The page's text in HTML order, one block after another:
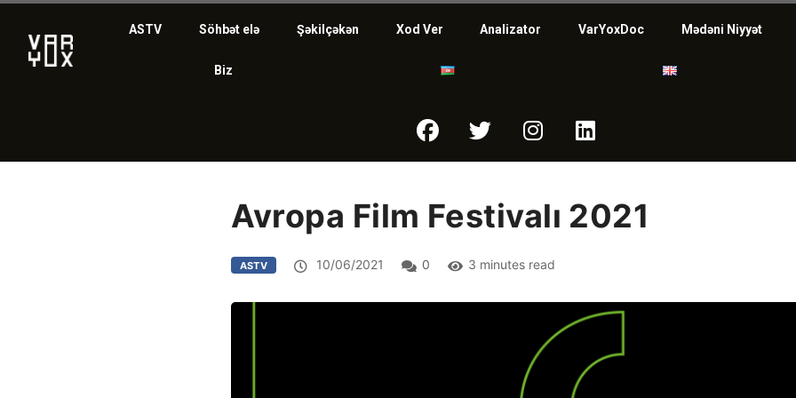
ASTV Söhbət elə Şəkilçəkən Xod Ver Analizator VarYoxDoc Mədəni Niyyət
Biz
Avropa Film Festivalı 2021
ASTV 10/06/2021 0 3 minutes read